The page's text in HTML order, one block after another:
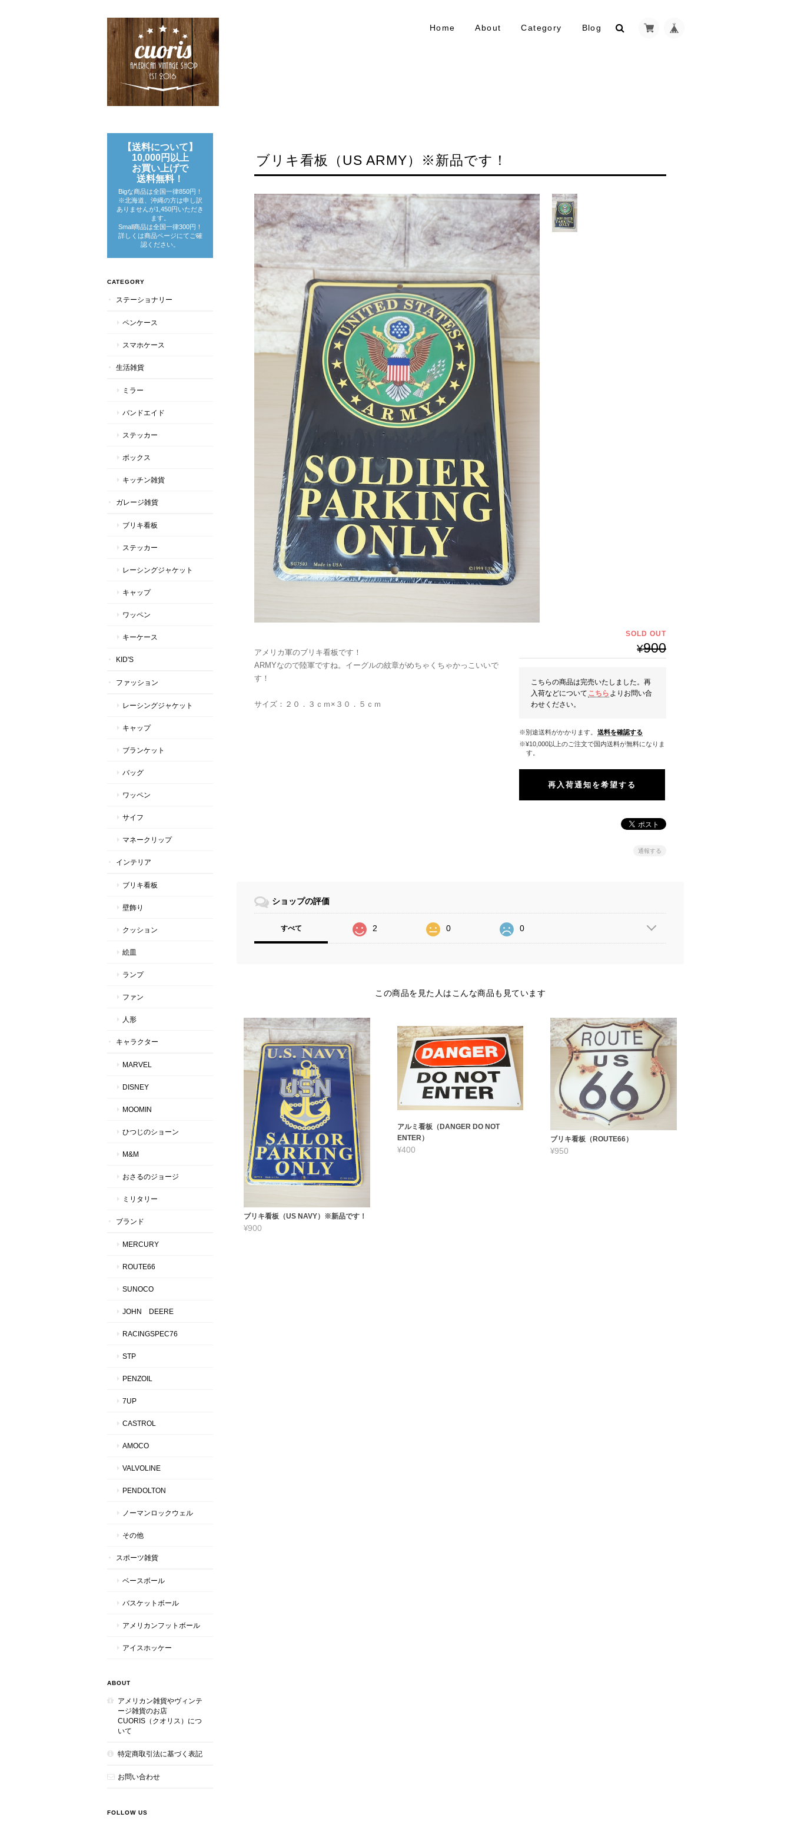
Home About Category Blog
ブリキ看板（US ARMY）※新品です！
アメリカ軍のブリキ看板です！
ARMYなので陸軍ですね。イーグルの紋章がめちゃくちゃかっこいいで
す！
サイズ：２０．３ｃｍ×３０．５ｃｍ
SOLD OUT
¥900
こちらの商品は完売いたしました。再
入荷などについて こちら よりお問い合
わせください。
※別途送料がかかります。 送料を確認する
※¥10,000以上のご注文で国内送料が無料になりま
す。
再入荷通知を希望する
通報する
ショップの評価
すべて 2 0 0
この商品を見た人はこんな商品も見ています
ブリキ看板（US NAVY）※新品です！
¥900
アルミ看板（DANGER DO NOT
ENTER）
¥400
ブリキ看板（ROUTE66）
¥950
【送料について】
10,000円以上
お買い上げで
送料無料！
Bigな商品は全国一律850円！
※北海道、沖縄の方は申し訳
ありませんが1,450円いただき
ます。
Small商品は全国一律300円！
詳しくは商品ページにてご確
認ください。
CATEGORY
ステーショナリー
ペンケース
スマホケース
生活雑貨
ミラー
バンドエイド
ステッカー
ボックス
キッチン雑貨
ガレージ雑貨
ブリキ看板
ステッカー
レーシングジャケット
キャップ
ワッペン
キーケース
KID'S
ファッション
レーシングジャケット
キャップ
ブランケット
バッグ
ワッペン
サイフ
マネークリップ
インテリア
ブリキ看板
壁飾り
クッション
絵皿
ランプ
ファン
人形
キャラクター
MARVEL
DISNEY
MOOMIN
ひつじのショーン
M&M
おさるのジョージ
ミリタリー
ブランド
MERCURY
ROUTE66
SUNOCO
JOHN DEERE
RACINGSPEC76
STP
PENZOIL
7UP
CASTROL
AMOCO
VALVOLINE
PENDOLTON
ノーマンロックウェル
その他
スポーツ雑貨
ベースボール
バスケットボール
アメリカンフットボール
アイスホッケー
ABOUT
アメリカン雑貨やヴィンテ
ージ雑貨のお店
CUORIS（クオリス）につ
いて
特定商取引法に基づく表記
お問い合わせ
FOLLOW US